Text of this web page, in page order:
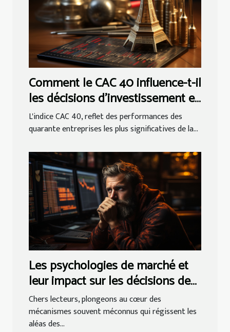
Comment le CAC 40 influence-t-il
les décisions d'investissement en
actions en France ?
L'indice CAC 40, reflet des performances des
quarante entreprises les plus significatives de la...
Les psychologies de marché et
leur impact sur les décisions des
day traders
Chers lecteurs, plongeons au cœur des
mécanismes souvent méconnus qui régissent les
aléas des...